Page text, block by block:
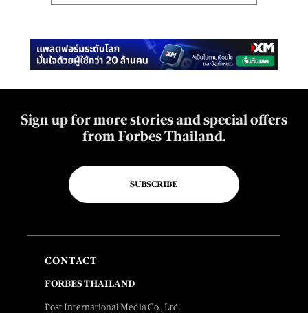
Sign up for more stories and special offers
from Forbes Thailand.
SUBSCRIBE
CONTACT
FORBES THAILAND
Post International Media Co., Ltd.